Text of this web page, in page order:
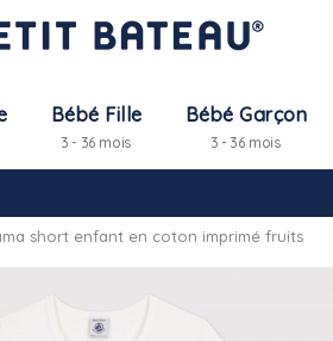
Bébé Fille
3 - 36 mois
Bébé Garçon
3 - 36 mois
short enfant en coton imprimé fruits